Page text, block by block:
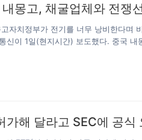
일…몽고, 채굴업체와 전쟁
자치정부가 전기를 너무 낭비한다며
신이 1일(현지시간) 보도했다. 중국 내
명이 생길 정도다. 내몽고는 전기료도
가해 달라고 SEC에 공식